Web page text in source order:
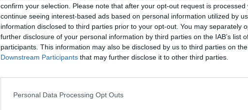
confirm your selection. Please note that after your opt-out request is processed
continue seeing interest-based ads based on personal information utilized by
information disclosed to third parties prior to your opt-out. You may separately
further disclosure of your personal information by third parties on the IAB’s list
participants. This information may also be disclosed by us to third parties on the
Downstream Participants that may further disclose it to other third parties.
Personal Data Processing Opt Outs